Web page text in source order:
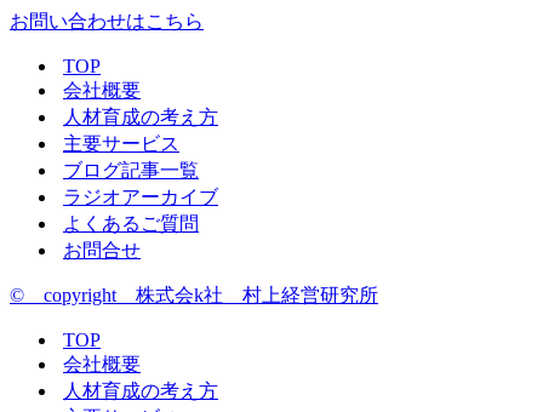
お問い合わせはこちら
TOP
会社概要
人材育成の考え方
主要サービス
ブログ記事一覧
ラジオアーカイブ
よくあるご質問
お問合せ
© copyright 株式会k社 村上経営研究所
TOP
会社概要
人材育成の考え方